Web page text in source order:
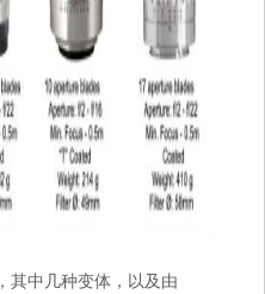
中几种变体，以及由